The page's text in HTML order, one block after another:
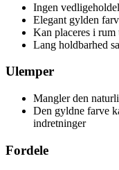
Ingen
Elegant gylden
Kan placeres i
Lang holdbarhed
Ulemper
Mangler den
Den gyldne farve
indretninger
Fordele